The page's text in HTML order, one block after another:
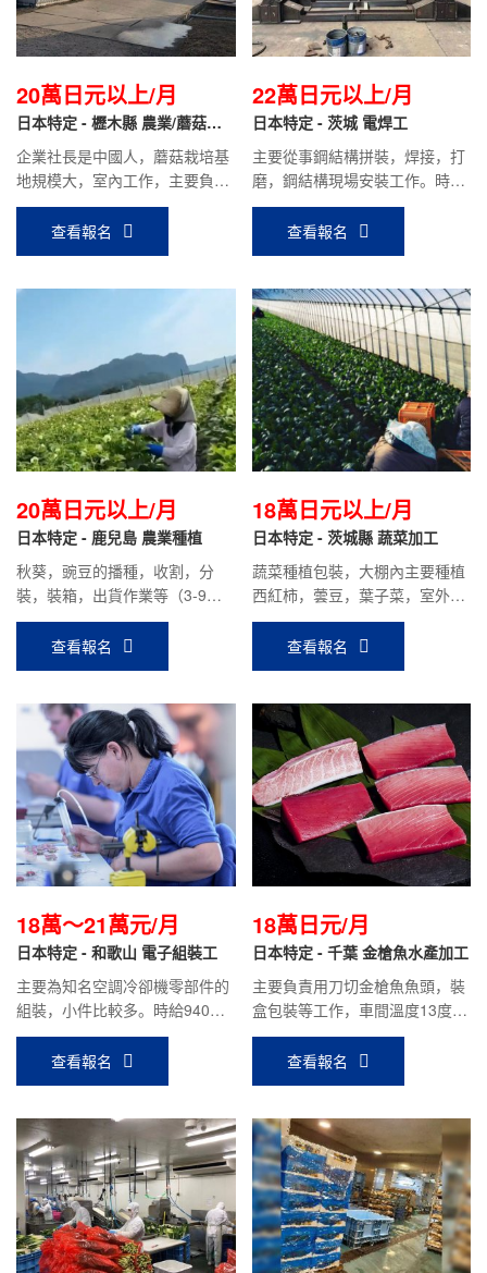
20萬日元以上/月
日本特定 - 櫪木縣 農業/蘑菇種
植
企業社長是中國人，蘑菇栽培基
地規模大，室內工作，主要負責
蘑菇的栽培，采摘，包裝等工
作，待遇好。
查看報名
22萬日元以上/月
日本特定 - 茨城 電焊工
主要從事鋼結構拼裝，焊接，打
磨，鋼結構現場安裝工作。時給
1250日元，平均到手工資22萬
日元以上。
查看報名
20萬日元以上/月
日本特定 - 鹿兒島 農業種植
秋葵，豌豆的播種，收割，分
裝，裝箱，出貨作業等（3-9月
秋葵為主，10-2月豌豆為主）
查看報名
18萬日元以上/月
日本特定 - 茨城縣 蔬菜加工
蔬菜種植包裝，大棚內主要種植
西紅柿，蕓豆，葉子菜，室外主
要種植大頭菜，胡蘿卜，秋葵等
蔬菜。查看報名
18萬～21萬元/月
日本特定 - 和歌山 電子組裝工
主要為知名空調冷卻機零部件的
組裝，小件比較多。時給940日
元，平均到手工資：18萬～21萬
查看報名
18萬日元/月
日本特定 - 千葉 金槍魚水產加工
主要負責用刀切金槍魚魚頭，裝
盒包裝等工作，車間溫度13度左
右。時給1100日元，目前在職人
員平均到手工資：18萬左右。
查看報名